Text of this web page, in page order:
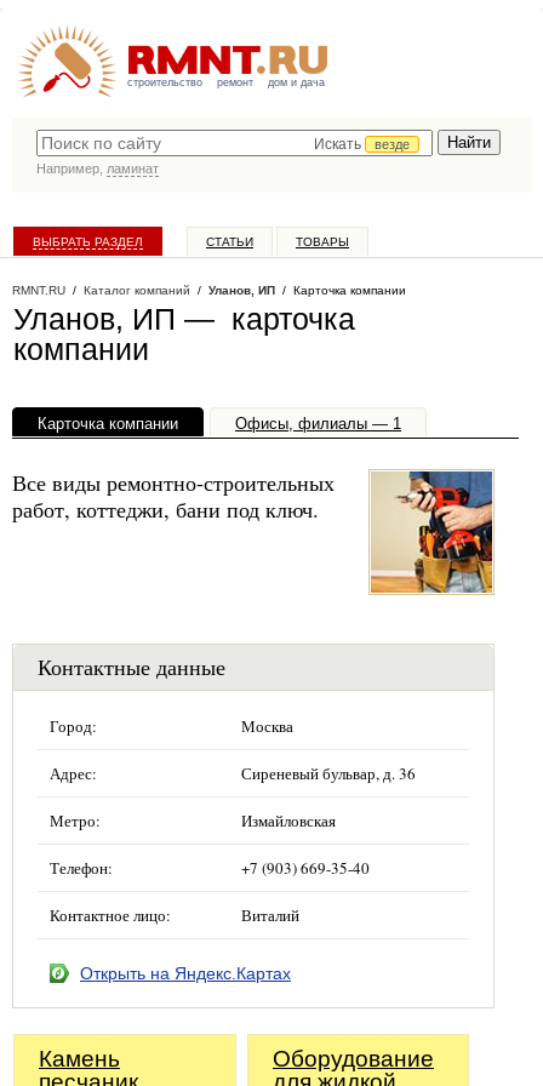
строительство ремонт дом и дача
Искать
везде
Например, ламинат
ВЫБРАТЬ РАЗДЕЛ СТАТЬИ ТОВАРЫ
RMNT.RU / Каталог компаний / Уланов, ИП / Карточка компании
Уланов, ИП — карточка
компании
Карточка компании Офисы, филиалы — 1
Все виды ремонтно-строительных
работ, коттеджи, бани под ключ.
Контактные данные
Город: Москва
Адрес: Сиреневый бульвар, д. 36
Метро: Измайловская
Телефон: +7 (903) 669-35-40
Контактное лицо: Виталий
Открыть на Яндекс.Картах
Камень
Оборудование